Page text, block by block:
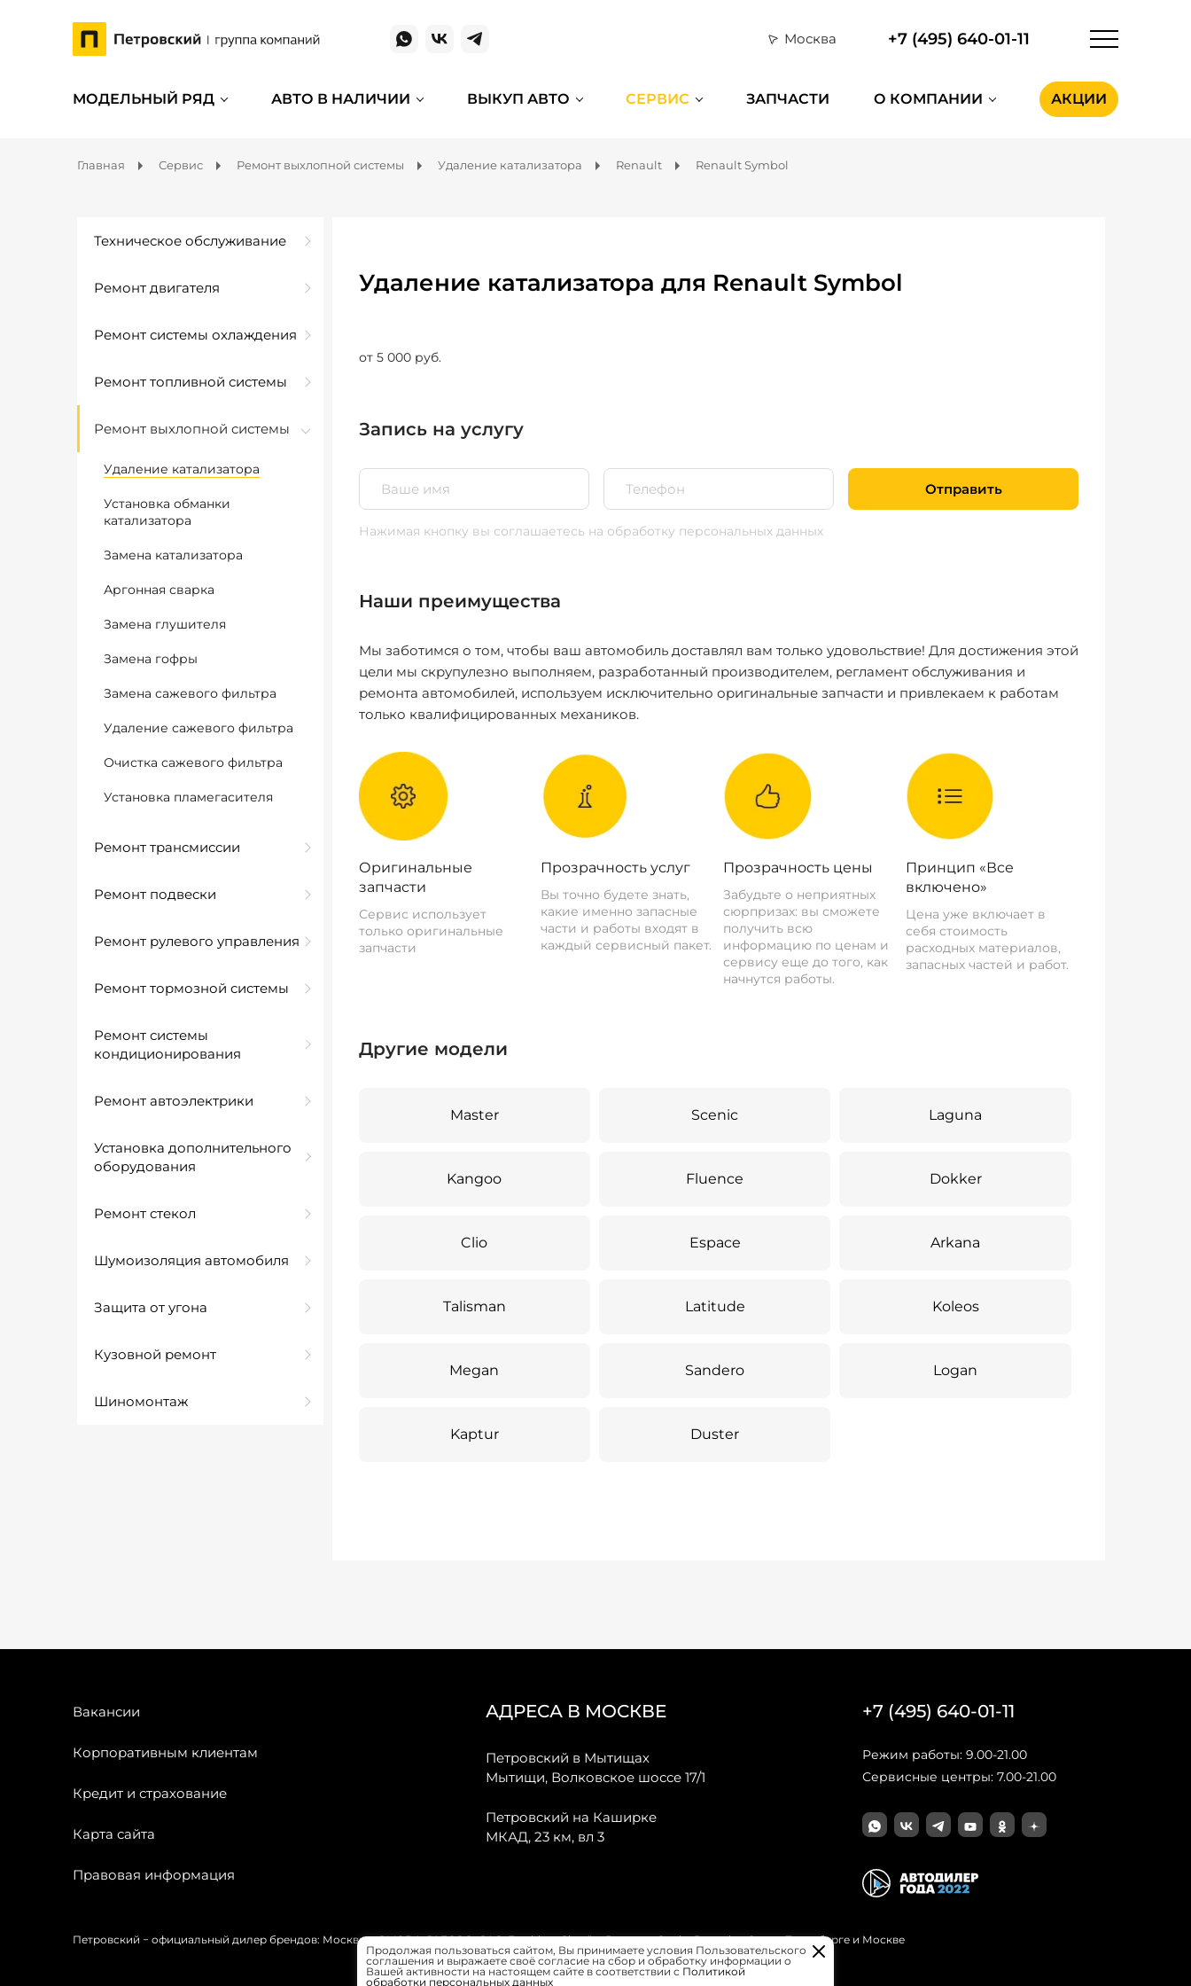
Москва +7 (495) 640-01-11
МОДЕЛЬНЫЙ РЯД АВТО В НАЛИЧИИ ВЫКУП АВТО СЕРВИС ЗАПЧАСТИ О КОМПАНИИ АКЦИИ
Главная Сервис Ремонт выхлопной системы Удаление катализатора Renault Renault Symbol
Техническое обслуживание
Ремонт двигателя
Ремонт системы охлаждения
Ремонт топливной системы
Ремонт выхлопной системы
Удаление катализатора
Установка обманки
катализатора
Замена катализатора
Аргонная сварка
Замена глушителя
Замена гофры
Замена сажевого фильтра
Удаление сажевого фильтра
Очистка сажевого фильтра
Установка пламегасителя
Ремонт трансмиссии
Ремонт подвески
Ремонт рулевого управления
Ремонт тормозной системы
Ремонт системы
кондиционирования
Ремонт автоэлектрики
Установка дополнительного
оборудования
Ремонт стекол
Шумоизоляция автомобиля
Защита от угона
Кузовной ремонт
Шиномонтаж
Удаление катализатора для Renault Symbol
от 5 000 руб.
Запись на услугу
Отправить
Нажимая кнопку вы соглашаетесь на обработку персональных данных
Наши преимущества
Мы заботимся о том, чтобы ваш автомобиль доставлял вам только удовольствие! Для достижения этой
цели мы скрупулезно выполняем, разработанный производителем, регламент обслуживания и
ремонта автомобилей, используем исключительно оригинальные запчасти и привлекаем к работам
только квалифицированных механиков.
Оригинальные
запчасти
Сервис использует
только оригинальные
запчасти
Прозрачность услуг
Вы точно будете знать,
какие именно запасные
части и работы входят в
каждый сервисный пакет.
Прозрачность цены
Забудьте о неприятных
сюрпризах: вы сможете
получить всю
информацию по ценам и
сервису еще до того, как
начнутся работы.
Принцип «Все
включено»
Цена уже включает в
себя стоимость
расходных материалов,
запасных частей и работ.
Другие модели
Master Scenic Laguna
Kangoo Fluence Dokker
Clio Espace Arkana
Talisman Latitude Koleos
Megan Sandero Logan
Kaptur Duster
Вакансии
Корпоративным клиентам
Кредит и страхование
Карта сайта
Правовая информация
АДРЕСА В МОСКВЕ
Петровский в Мытищах
Мытищи, Волковское шоссе 17/1
Петровский на Каширке
МКАД, 23 км, вл 3
+7 (495) 640-01-11
Режим работы: 9.00-21.00
Сервисные центры: 7.00-21.00
Петровский − официальный дилер брендов: Москвич, OMODA, JAECOO, GAC, Forthing, Citroёn, Peugeot, Opel и Renault в Санкт-Петербурге и Москве
Продолжая пользоваться сайтом, Вы принимаете условия Пользовательского
соглашения и выражаете своё согласие на сбор и обработку информации о
Вашей активности на настоящем сайте в соответствии с Политикой
обработки персональных данных